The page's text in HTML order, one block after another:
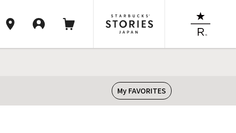
My FAVORITES